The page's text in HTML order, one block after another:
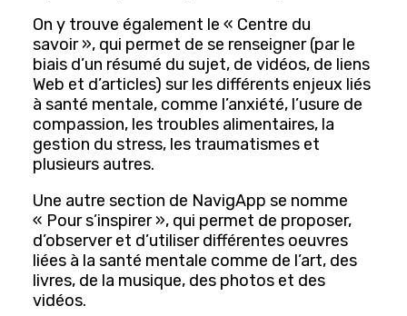
Santé et bien-être
Alimentation
Cycle de la vie
Audition
Cognition
Droits des personnes aînées
Mobilité et autonomie
Santé bucco-dentaire
Sommeil
Spiritualité
On y trouve également le « Centre du
savoir », qui permet de se renseigner (par le
biais d’un résumé du sujet, de vidéos, de liens
Web et d’articles) sur les différents enjeux liés
à santé mentale, comme l’anxiété, l’usure de
compassion, les troubles alimentaires, la
gestion du stress, les traumatismes et
plusieurs autres.
Une autre section de NavigApp se nomme
« Pour s’inspirer », qui permet de proposer,
d’observer et d’utiliser différentes oeuvres
liées à la santé mentale comme de l’art, des
livres, de la musique, des photos et des
vidéos.